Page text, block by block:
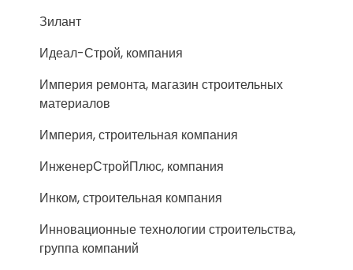
Зилант
Идеал-Строй, компания
Империя ремонта, магазин строительных
материалов
Империя, строительная компания
ИнженерСтройПлюс, компания
Инком, строительная компания
Инновационные технологии строительства,
группа компаний